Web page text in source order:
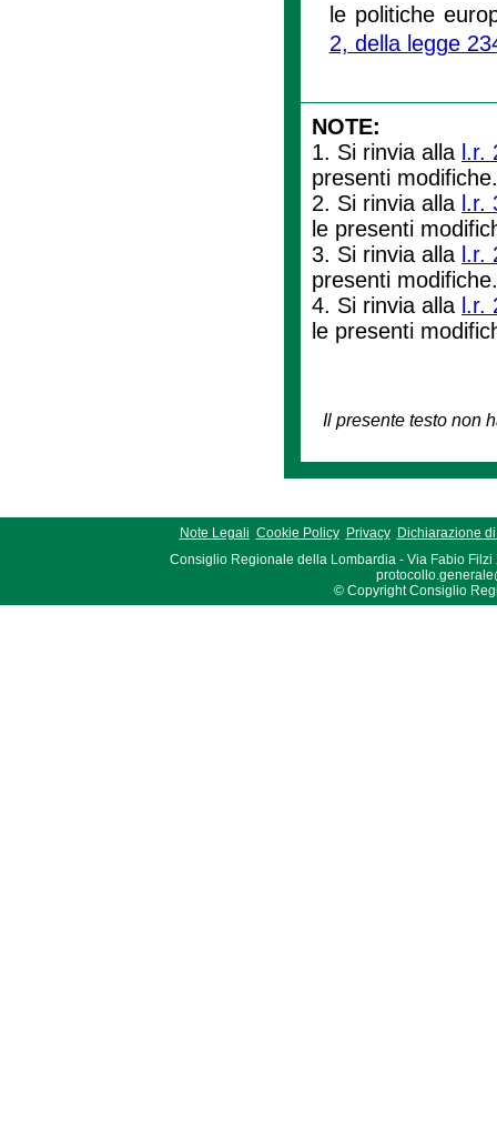
le politiche
2, della legge
NOTE:
1. Si rinvia alla l.r.
presenti
2. Si rinvia alla l.r.
le presenti
3. Si rinvia alla l.r.
presenti
4. Si rinvia alla l.r.
le presenti
Il presente testo non
Note Legali Cookie Policy Privacy
Dichiarazione
Consiglio Regionale della Lombardia - Via Fabio Filzi
© Copyright Consiglio